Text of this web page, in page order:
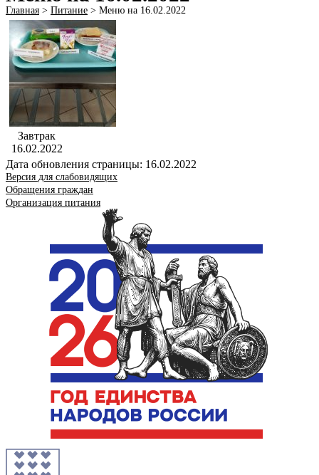
Главная > Питание > Меню на 16.02.2022
Завтрак
16.02.2022
Дата обновления страницы: 16.02.2022
Версия для слабовидящих
Обращения граждан
Организация питания